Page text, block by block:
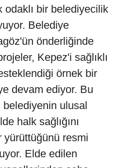
bir belediyecilik
Belediye
önderliğinde
Kepez'i sağlıklı
örnek bir
devam ediyor. Bu
ulusal
halk sağlığını
yürüttüğünü resmi
Elde edilen